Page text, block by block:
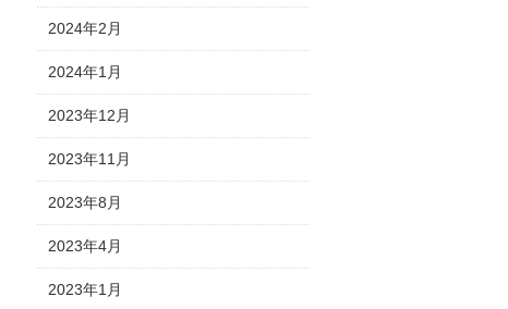
2024年2月
2024年1月
2023年12月
2023年11月
2023年8月
2023年4月
2023年1月